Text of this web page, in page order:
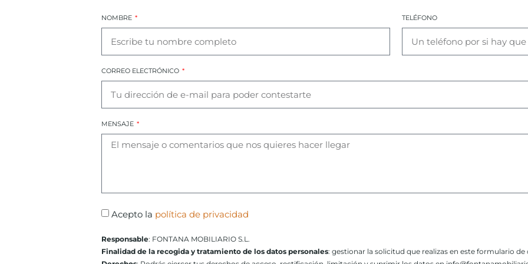
NOMBRE TELÉFONO
CORREO ELECTRÓNICO
MENSAJE
Acepto la política de privacidad
Responsable: FONTANA MOBILIARIO S.L.
Finalidad de la recogida y tratamiento de los datos personales: gestionar la solicitud que realizas en este formulario